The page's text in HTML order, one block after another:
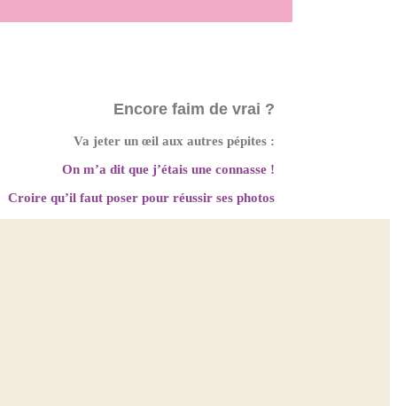
Encore faim de vrai ?
Va jeter un œil aux autres pépites :
On m’a dit que j’étais une connasse !
Croire qu’il faut poser pour réussir ses photos